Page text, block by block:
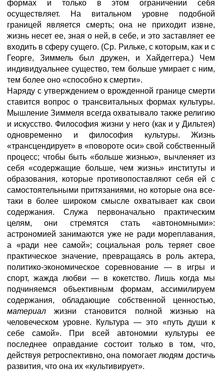
формах и только в этом ограничении себя
осуществляет. На витальном уровне подобной
границей является смерть; она не приходит извне,
жизнь несет ее, зная о ней, в себе, и это заставляет ее
входить в сферу сущего. (Ср. Рильке, с которым, как и с
Георге, Зиммель был дружен, и Хайдеггера.) Чем
индивидуальнее существо, тем больше умирает с ним,
тем более оно «способно к смерти».
Наряду с утверждением о врожденной границе смерти
ставится вопрос о трансвитальных формах культуры.
Мышление Зиммеля всегда охватывало также религию
и искусство. Философия жизни у него (как и у Дильтея)
одновременно и философия культуры. Жизнь
«трансцендирует» в «повороте оси» свой собственный
процесс; чтобы быть «больше жизнью», вычленяет из
себя «содержащие больше, чем жизнь» институты и
образования, которые противопоставляют себя ей с
самостоятельными притязаниями, но которые она все-
таки в более широком смысле охватывает как свои
содержания. Служа первоначально практическим
целям, они стремятся стать «автономными»:
астрономией занимаются уже не ради мореплавания,
а «ради нее самой»; социальная роль теряет свое
практическое значение, превращаясь в роль актера,
политико-экономическое соревнование — в игры и
спорт, жажда любви — в кокетство. Лишь когда мы
подчиняемся объективным формам, ассимилируем
содержания, обладающие собственной ценностью,
материалжизни становится полной жизнью на
человеческом уровне. Культура — это «путь души к
себе самой». При всей автономии культуры ее
последнее оправдание состоит только в том, что,
действуя ретроспективно, она помогает людям достичь
развития, что она их «культивирует».